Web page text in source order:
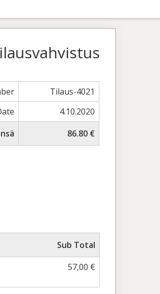
Tilaus-4021
4.10.2020
86.80 €
Sub Total
57,00 €